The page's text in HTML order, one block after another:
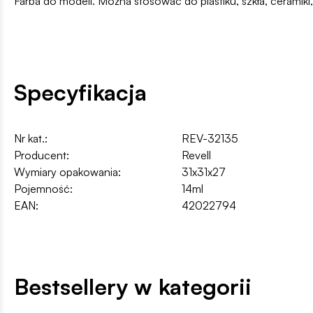
Specyfikacja
Nr kat.:
REV-32135
Producent:
Revell
Wymiary opakowania:
31x31x27
Pojemność:
14ml
EAN:
42022794
Bestsellery w kategorii